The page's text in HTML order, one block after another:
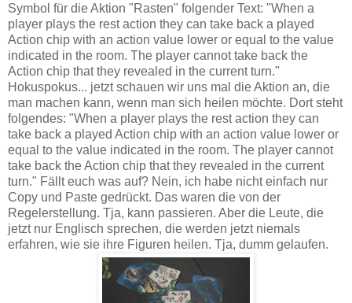
Symbol für die Aktion "Rasten" folgender Text: "When a
player plays the rest action they can take back a played
Action chip with an action value lower or equal to the value
indicated in the room. The player cannot take back the
Action chip that they revealed in the current turn."
Hokuspokus... jetzt schauen wir uns mal die Aktion an, die
man machen kann, wenn man sich heilen möchte. Dort steht
folgendes: "When a player plays the rest action they can
take back a played Action chip with an action value lower or
equal to the value indicated in the room. The player cannot
take back the Action chip that they revealed in the current
turn." Fällt euch was auf? Nein, ich habe nicht einfach nur
Copy und Paste gedrückt. Das waren die von der
Regelerstellung. Tja, kann passieren. Aber die Leute, die
jetzt nur Englisch sprechen, die werden jetzt niemals
erfahren, wie sie ihre Figuren heilen. Tja, dumm gelaufen.